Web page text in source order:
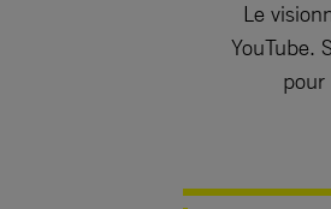
Le
YouTube.
pour